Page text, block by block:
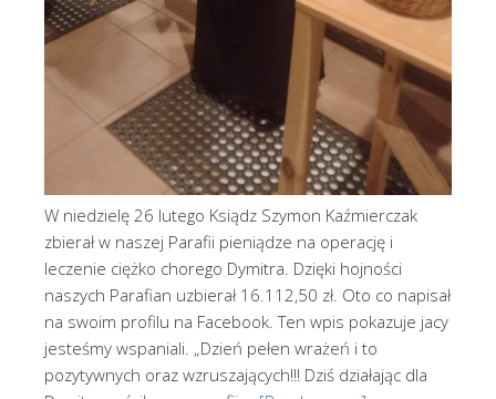
W niedzielę 26 lutego Ksiądz Szymon Kaźmierczak
zbierał w naszej Parafii pieniądze na operację i
leczenie ciężko chorego Dymitra. Dzięki hojności
naszych Parafian uzbierał 16.112,50 zł. Oto co napisał
na swoim profilu na Facebook. Ten wpis pokazuje jacy
jesteśmy wspaniali. „Dzień pełen wrażeń i to
pozytywnych oraz wzruszających!!! Dziś działając dla